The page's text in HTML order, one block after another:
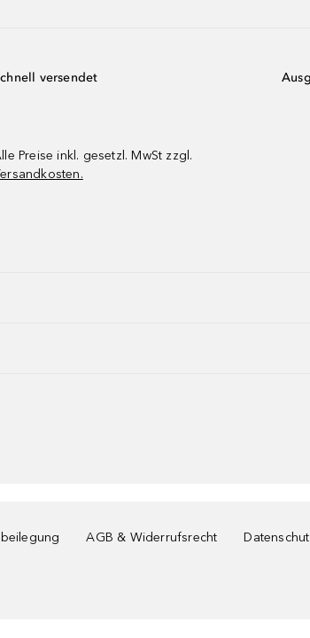
versendet
Preise inkl. gesetzl. MwSt zzgl.
AGB & Widerrufsrecht